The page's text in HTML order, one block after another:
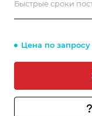
Быстрые сроки
Цена по запросу